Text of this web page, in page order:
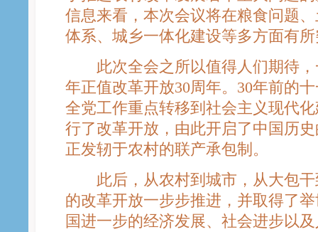
信息来看，本次会议将在粮食问题
体系、城乡一体化建设等多方面有
此次全会之所以值得人们期待，
年正值改革开放30周年。30年前的
全党工作重点转移到社会主义现代
行了改革开放，由此开启了中国历
正发轫于农村的联产承包制。
此后，从农村到城市，从大包干
的改革开放一步步推进，并取得了
国进一步的经济发展、社会进步以